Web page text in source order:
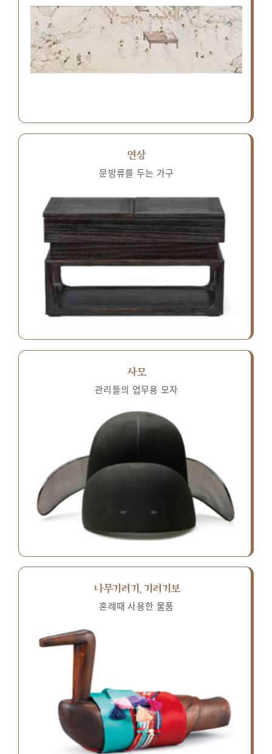
연상
문방류를 두는 가구
사모
관리들의 업무용 모자
나무기러기, 기러기보
혼례때 사용한 물품